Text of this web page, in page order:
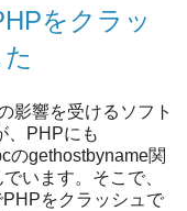
をクラッ
影響を受けるソフト
、PHPにも
のgethostbyname関
います。そこで、
をクラッシュで